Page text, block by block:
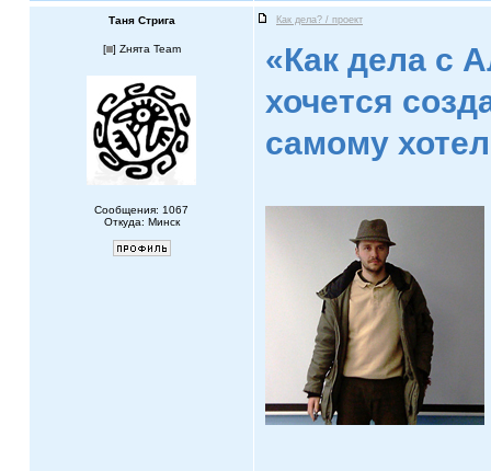
Таня Стрига Как дела? / проект
[ ] Zнята Team
Сообщения: 1067
Откуда: Минск
«Как дела с
хочется
самому